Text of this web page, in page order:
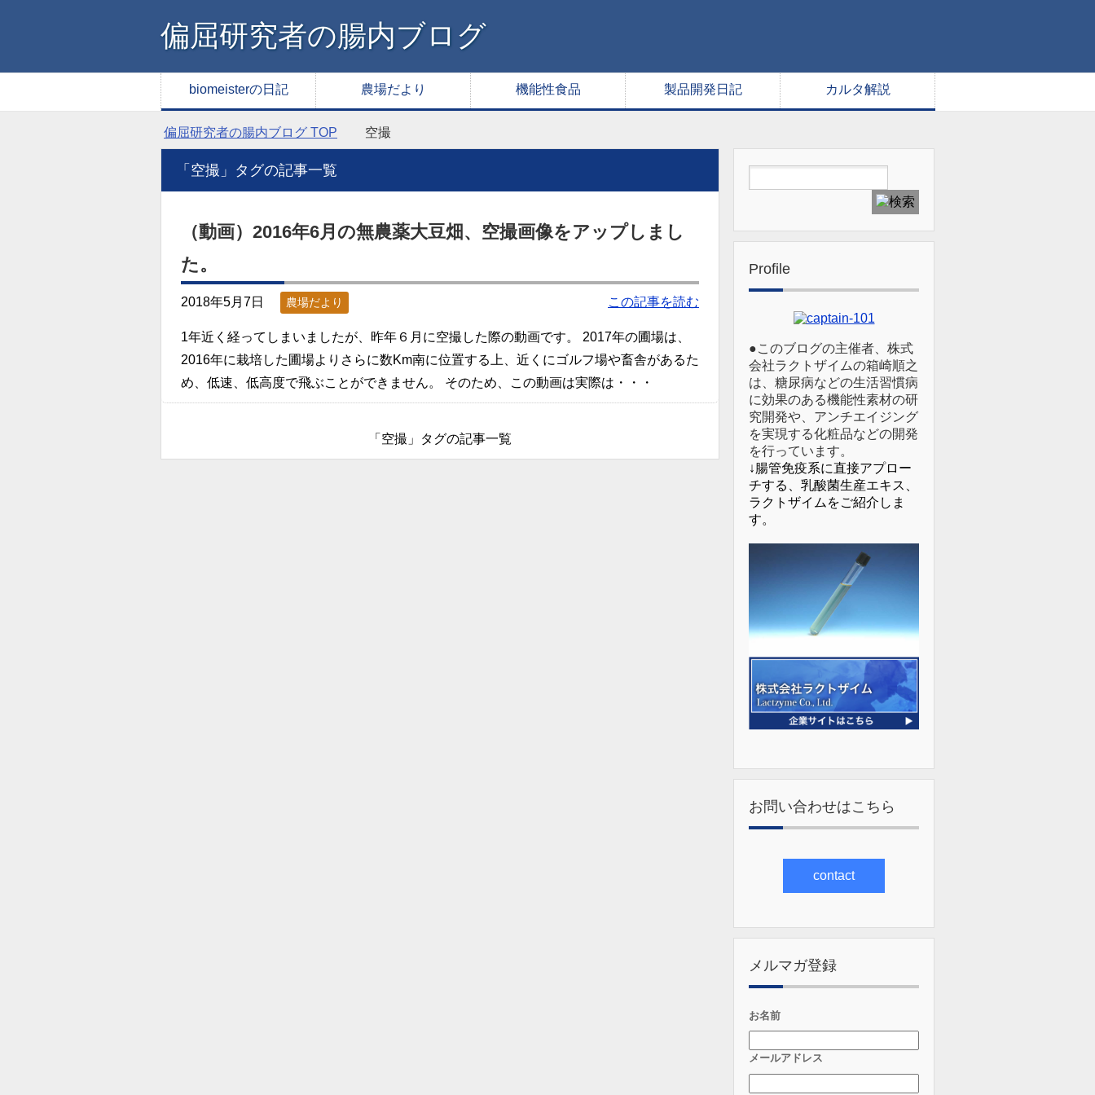
偏屈研究者の腸内ブログ
biomeisterの日記 農場だより 機能性食品 製品開発日記 カルタ解説
偏屈研究者の腸内ブログ TOP 空撮
「空撮」タグの記事一覧
（動画）2016年6月の無農薬大豆畑、空撮画像をアップしまし
た。
2018年5月7日 農場だより この記事を読む
1年近く経ってしまいましたが、昨年６月に空撮した際の動画です。 2017年の圃場は、
2016年に栽培した圃場よりさらに数Km南に位置する上、近くにゴルフ場や畜舎があるた
め、低速、低高度で飛ぶことができません。 そのため、この動画は実際は・・・
「空撮」タグの記事一覧
Profile
●このブログの主催者、株式
会社ラクトザイムの箱崎順之
は、糖尿病などの生活習慣病
に効果のある機能性素材の研
究開発や、アンチエイジング
を実現する化粧品などの開発
を行っています。
↓腸管免疫系に直接アプロー
チする、乳酸菌生産エキス、
ラクトザイムをご紹介しま
す。
お問い合わせはこちら
contact
メルマガ登録
お名前
メールアドレス